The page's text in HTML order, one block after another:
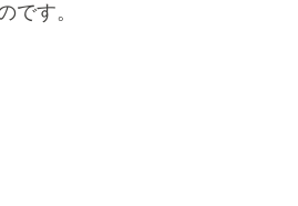
です。